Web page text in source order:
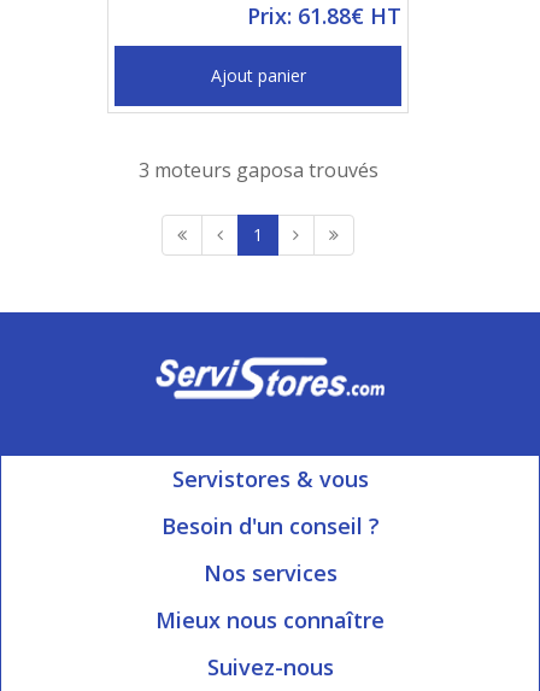
Prix: 61.88€ HT
Ajout panier
3 moteurs gaposa trouvés
1
Servistores & vous
Mon compte
Besoin d'un conseil ?
Ouvert du Lundi au Vendredi
Nos services
Informations livraison
Blog Servistores
Mieux nous connaître
Qui sommes-nous?
Suivez-nous